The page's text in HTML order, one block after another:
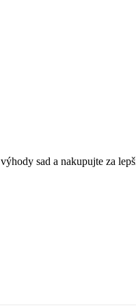
sad a nakupujte za